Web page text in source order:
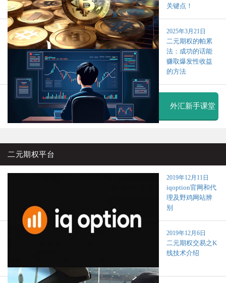
关键点！
2025年3月21日
二元期权的帕累
法：成功的话能
赚取爆发性收益
的方法
外汇新手课堂
二元期权平台
2019年12月11日
iqoption官网和代
理及野鸡网站辨
别
2019年12月6日
二元期权交易之K
线技术介绍